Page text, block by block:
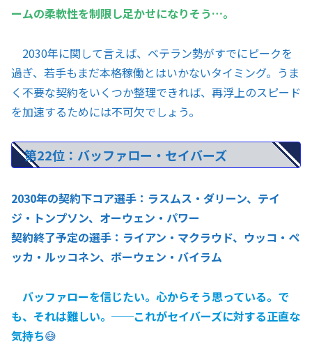
ームの柔軟性を制限し足かせになりそう…。
2030年に関して言えば、ベテラン勢がすでにピークを
過ぎ、若手もまだ本格稼働とはいかないタイミング。うま
く不要な契約をいくつか整理できれば、再浮上のスピード
を加速するためには不可欠でしょう。
第22位：バッファロー・セイバーズ
2030年の契約下コア選手：ラスムス・ダリーン、テイ
ジ・トンプソン、オーウェン・パワー
契約終了予定の選手：ライアン・マクラウド、ウッコ・ペ
ッカ・ルッコネン、ボーウェン・バイラム
バッファローを信じたい。心からそう思っている。で
も、それは難しい。──これがセイバーズに対する正直な
気持ち😅